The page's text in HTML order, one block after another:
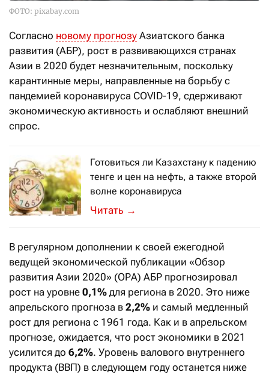
ФОТО: pixabay.com
Согласно новому прогнозу Азиатского банка
развития (АБР), рост в развивающихся странах
Азии в 2020 будет незначительным, поскольку
карантинные меры, направленные на борьбу с
пандемией коронавируса COVID-19, сдерживают
экономическую активность и ослабляют внешний
спрос.
Готовиться ли Казахстану к падению
тенге и цен на нефть, а также второй
волне коронавируса
Экономисты дали прогноз
→
В регулярном дополнении к своей ежегодной
ведущей экономической публикации «Обзор
развития Азии 2020» (ОРА) АБР прогнозировал
рост на уровне 0,1% для региона в 2020. Это ниже
апрельского прогноза в 2,2% и самый медленный
рост для региона с 1961 года. Как и в апрельском
прогнозе, ожидается, что рост экономики в 2021
усилится до 6,2%. Уровень валового внутреннего
продукта (ВВП) в следующем году останется ниже